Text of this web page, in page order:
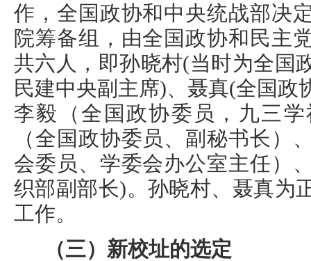
作，全国政协和中央统战部决
院筹备组，由全国政协和民主
共六人，即孙晓村(当时为全国
民建中央副主席)、聂真(全国政
李毅（全国政协委员，九三
（全国政协委员、副秘书长）
会委员、学委会办公室主任）
织部副部长)。孙晓村、聂真为
工作。
（三）新校址的选定